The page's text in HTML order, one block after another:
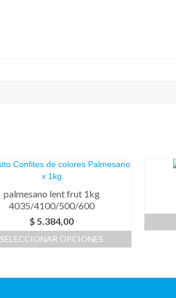
palmesano lent frut 1kg
4035/4100/500/600
$ 5.384,00
SELECCIONAR OPCIONES
tiene